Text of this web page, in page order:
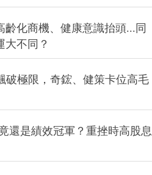
化商機、健康意識抬頭...同
大不同？
破極限，奇鋐、健策卡位高毛
還是績效冠軍？重挫時高股息